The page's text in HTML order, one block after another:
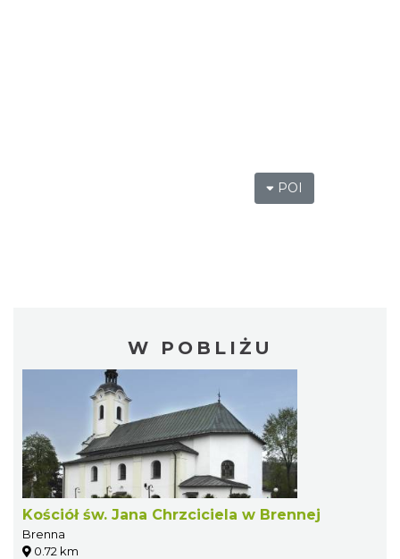
POI
W POBLIŻU
Kościół św. Jana Chrzciciela w Brennej
Brenna
0.72 km